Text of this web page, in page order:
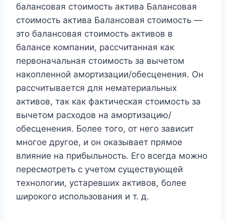
балансовая стоимость актива Балансовая
стоимость актива Балансовая стоимость —
это балансовая стоимость активов в
балансе компании, рассчитанная как
первоначальная стоимость за вычетом
накопленной амортизации/обесценения. Он
рассчитывается для нематериальных
активов, так как фактическая стоимость за
вычетом расходов на амортизацию/
обесценения. Более того, от него зависит
многое другое, и он оказывает прямое
влияние на прибыльность. Его всегда можно
пересмотреть с учетом существующей
технологии, устаревших активов, более
широкого использования и т. д.